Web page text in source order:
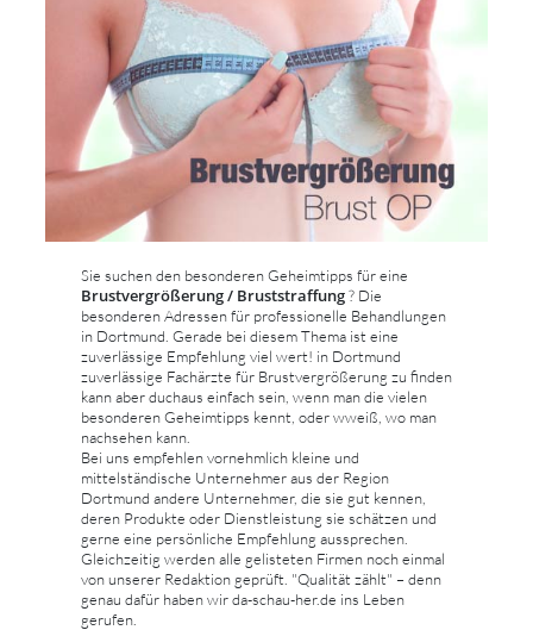
Sie suchen den besonderen Geheimtipps für eine
Brustvergrößerung / Bruststraffung? Die
besonderen Adressen für professionelle Behandlungen
in Dortmund. Gerade bei diesem Thema ist eine
zuverlässige Empfehlung viel wert! in Dortmund
zuverlässige Fachärzte für Brustvergrößerung zu finden
kann aber duchaus einfach sein, wenn man die vielen
besonderen Geheimtipps kennt, oder wweiß, wo man
nachsehen kann.
Bei uns empfehlen vornehmlich kleine und
mittelständische Unternehmer aus der Region
Dortmund andere Unternehmer, die sie gut kennen,
deren Produkte oder Dienstleistung sie schätzen und
gerne eine persönliche Empfehlung aussprechen.
Gleichzeitig werden alle gelisteten Firmen noch einmal
von unserer Redaktion geprüft. "Qualität zählt" – denn
genau dafür haben wir da-schau-her.de ins Leben
gerufen.